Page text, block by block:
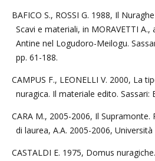
BAFICO S., ROSSI G. 1988, Il
Scavi e materiali, in MORAVETTI A.,
Antine nel Logudoro-Meilogu.
pp. 61-188.
CAMPUS F., LEONELLI V. 2000, La
nuragica. Il materiale edito. Sassari:
CARA M., 2005-2006, Il Supramonte.
di laurea, A.A. 2005-2006,
CASTALDI E. 1975, Domus